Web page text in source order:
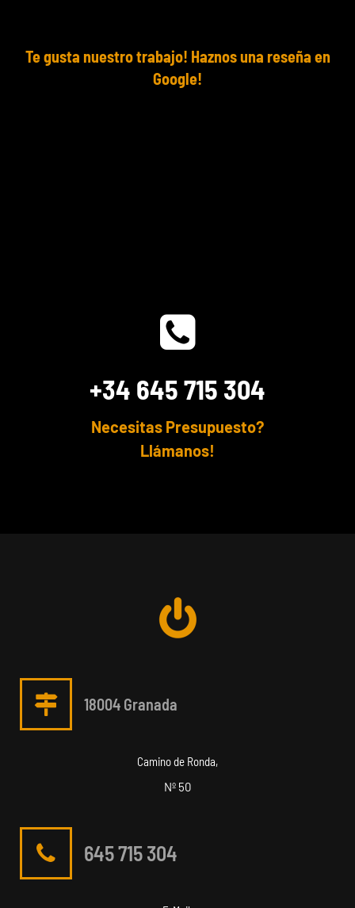
Te gusta nuestro trabajo! Haznos una reseña en
Google!
+34 645 715 304
Necesitas Presupuesto?
Llámanos!
18004 Granada
Camino de Ronda,
Nº 50
645 715 304